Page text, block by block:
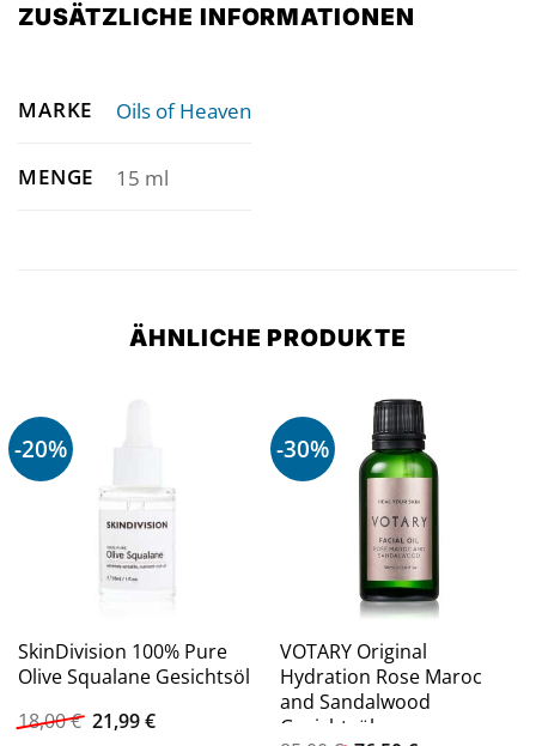
ZUSÄTZLICHE INFORMATIONEN
MARKE Oils of Heaven
MENGE 15 ml
ÄHNLICHE PRODUKTE
-20%
SkinDivision 100% Pure
Olive Squalane Gesichtsöl
18,00€ Ursprünglicher
Preis
21,99€Aktueller
-30%
VOTARY Original
Hydration Rose Maroc
and Sandalwood
Gesichtsöl